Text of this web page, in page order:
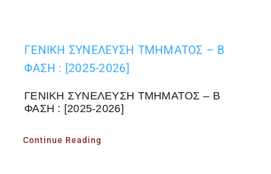
ΓΕΝΙΚΗ ΣΥΝΕΛΕΥΣΗ ΤΜΗΜΑΤΟΣ – Β
ΦΑΣΗ : [2025-2026]
ΓΕΝΙΚΗ ΣΥΝΕΛΕΥΣΗ ΤΜΗΜΑΤΟΣ – Β
ΦΑΣΗ : [2025-2026]
Continue Reading